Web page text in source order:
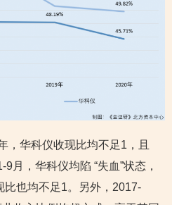
，华科仪收现比均不足1，且
月，华科仪均陷 “失血”状态，
也均不足1。另外，2017-